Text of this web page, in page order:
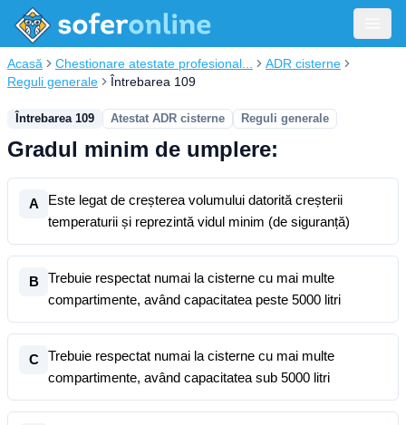
Acasă Chestionare atestate profesional...
ADR cisterne
Reguli generale
Întrebarea 109
Întrebarea 109 Atestat ADR cisterne Reguli generale
Gradul minim de umplere:
A
Este legat de creșterea volumului datorită creșterii
temperaturii și reprezintă vidul minim (de siguranță)
B
Trebuie respectat numai la cisterne cu mai multe
compartimente, având capacitatea peste 5000 litri
C
Trebuie respectat numai la cisterne cu mai multe
compartimente, având capacitatea sub 5000 litri